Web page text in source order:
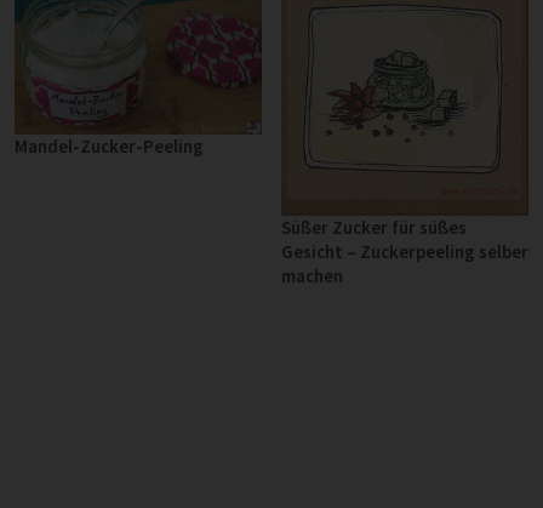
Mandel-Zucker-Peeling
Süßer Zucker für süßes
Gesicht – Zuckerpeeling selber
machen